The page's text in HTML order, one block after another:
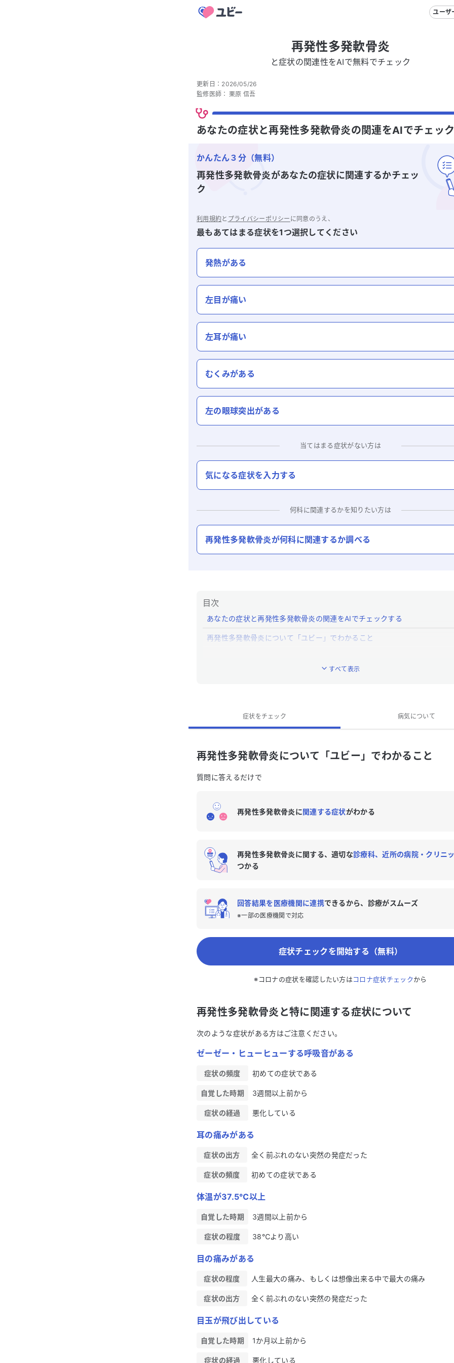
ユーザ
再発性多発軟骨炎
と症状の関連性をAIで無料でチェック
更新日： 2026/05/26
監修医師： 栗原 信吾
あなたの症状と再発性多発軟骨炎の関連をAIでチェッ
かんたん３分（無料）
再発性多発軟骨炎があなたの症状に関連するかチェッ
ク
利用規約と プライバシーポリシー に同意のうえ、
最もあてはまる症状を1つ選択してください
発熱がある
左目が痛い
左耳が痛い
むくみがある
左の眼球突出がある
当てはまる症状がない方は
気になる症状を入力する
何科に関連するかを知りたい方は
再発性多発軟骨炎が何科に関連するか調べる
目次
あなたの症状と再発性多発軟骨炎の関連をAIでチェックする
再発性多発軟骨炎について「ユビー」でわかること
再発性多発軟骨炎の専門医がいる近くの病院はありますか？
すべて表示
症状をチェック 病気について
再発性多発軟骨炎について「ユビー」でわかること
質問に答えるだけで
再発性多発軟骨炎に関連する症状がわかる
再発性多発軟骨炎に関する、適切な診療科、近所の病院・クリニ
つかる
回答結果を医療機関に連携できるから、診療がスムーズ
※一部の医療機関で対応
症状チェックを開始する（無料）
※コロナの症状を確認したい方はコロナ症状チェックから
再発性多発軟骨炎と特に関連する症状について
次のような症状がある方はご注意ください。
ゼーゼー・ヒューヒューする呼吸音がある
症状の頻度 初めての症状である
自覚した時期 3週間以上前から
症状の経過 悪化している
耳の痛みがある
症状の出方 全く前ぶれのない突然の発症だった
症状の頻度 初めての症状である
体温が37.5℃以上
自覚した時期 3週間以上前から
症状の程度 38℃より高い
目の痛みがある
症状の程度 人生最大の痛み、もしくは想像出来る中で最大の痛み
症状の出方 全く前ぶれのない突然の発症だった
目玉が飛び出している
自覚した時期 1か月以上前から
症状の経過 悪化している